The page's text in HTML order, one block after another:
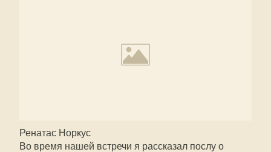
Ренатас Норкус
Во время нашей встречи я рассказал послу о